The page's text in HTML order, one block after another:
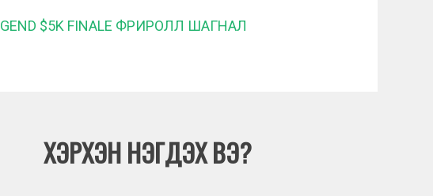
$5K FINALE ФРИРОЛЛ ШАГНАЛ
ХЭРХЭН НЭГДЭХ ВЭ?